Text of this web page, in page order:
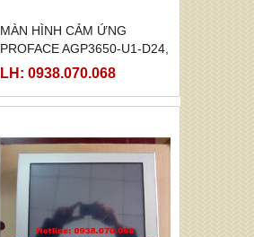
MÀN HÌNH CẢM ỨNG
PROFACE AGP3650-U1-D24,
( PFXGP3650UADC )
LH: 0938.070.068